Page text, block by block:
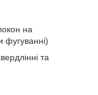
на
фугуванні)
та